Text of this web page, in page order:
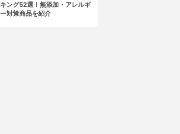
キング52選！無添加・アレルギ
ー対策商品を紹介